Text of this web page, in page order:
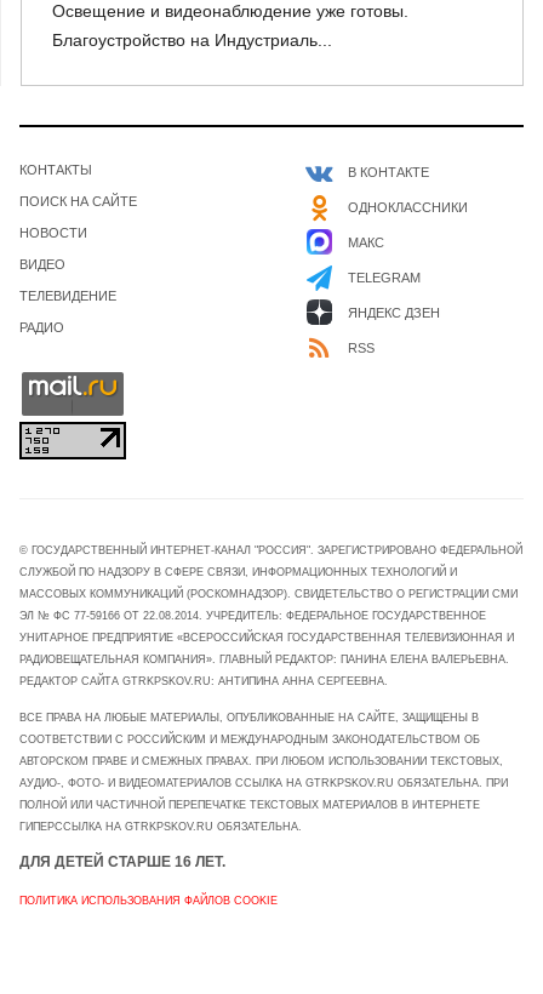
Освещение и видеонаблюдение уже готовы.
Благоустройство на Индустриаль...
КОНТАКТЫ
ПОИСК НА САЙТЕ
НОВОСТИ
ВИДЕО
ТЕЛЕВИДЕНИЕ
РАДИО
В КОНТАКТЕ
ОДНОКЛАССНИКИ
МАКС
TELEGRAM
ЯНДЕКС ДЗЕН
RSS
© ГОСУДАРСТВЕННЫЙ ИНТЕРНЕТ-КАНАЛ "РОССИЯ". ЗАРЕГИСТРИРОВАНО ФЕДЕРАЛЬНОЙ
СЛУЖБОЙ ПО НАДЗОРУ В СФЕРЕ СВЯЗИ, ИНФОРМАЦИОННЫХ ТЕХНОЛОГИЙ И
МАССОВЫХ КОММУНИКАЦИЙ (РОСКОМНАДЗОР). СВИДЕТЕЛЬСТВО О РЕГИСТРАЦИИ СМИ
ЭЛ № ФС 77-59166 ОТ 22.08.2014. УЧРЕДИТЕЛЬ: ФЕДЕРАЛЬНОЕ ГОСУДАРСТВЕННОЕ
УНИТАРНОЕ ПРЕДПРИЯТИЕ «ВСЕРОССИЙСКАЯ ГОСУДАРСТВЕННАЯ ТЕЛЕВИЗИОННАЯ И
РАДИОВЕЩАТЕЛЬНАЯ КОМПАНИЯ». ГЛАВНЫЙ РЕДАКТОР: ПАНИНА ЕЛЕНА ВАЛЕРЬЕВНА.
РЕДАКТОР САЙТА GTRKPSKOV.RU: АНТИПИНА АННА СЕРГЕЕВНА.
ВСЕ ПРАВА НА ЛЮБЫЕ МАТЕРИАЛЫ, ОПУБЛИКОВАННЫЕ НА САЙТЕ, ЗАЩИЩЕНЫ В
СООТВЕТСТВИИ С РОССИЙСКИМ И МЕЖДУНАРОДНЫМ ЗАКОНОДАТЕЛЬСТВОМ ОБ
АВТОРСКОМ ПРАВЕ И СМЕЖНЫХ ПРАВАХ. ПРИ ЛЮБОМ ИСПОЛЬЗОВАНИИ ТЕКСТОВЫХ,
АУДИО-, ФОТО- И ВИДЕОМАТЕРИАЛОВ ССЫЛКА НА GTRKPSKOV.RU ОБЯЗАТЕЛЬНА. ПРИ
ПОЛНОЙ ИЛИ ЧАСТИЧНОЙ ПЕРЕПЕЧАТКЕ ТЕКСТОВЫХ МАТЕРИАЛОВ В ИНТЕРНЕТЕ
ГИПЕРССЫЛКА НА GTRKPSKOV.RU ОБЯЗАТЕЛЬНА.
ДЛЯ ДЕТЕЙ СТАРШЕ 16 ЛЕТ.
ПОЛИТИКА ИСПОЛЬЗОВАНИЯ ФАЙЛОВ COOKIE